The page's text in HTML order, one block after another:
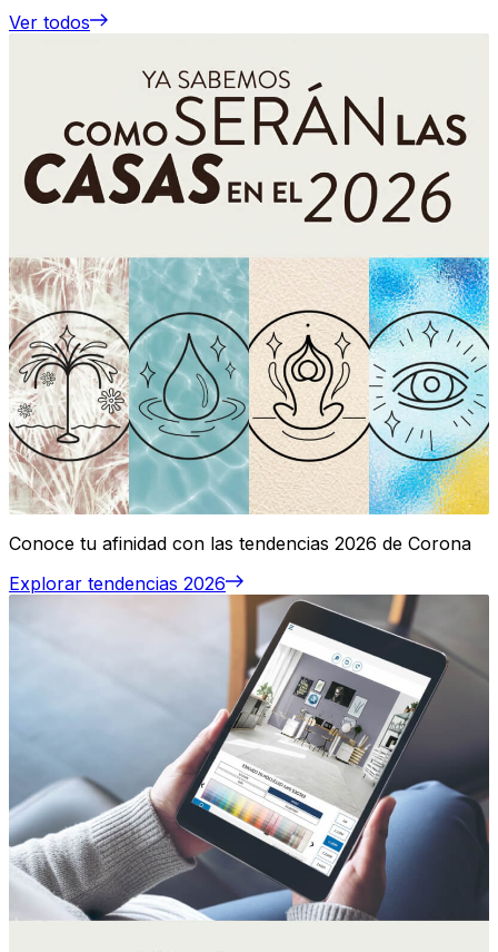
Ver todos
Conoce tu afinidad con las tendencias 2026 de Corona
Explorar tendencias 2026